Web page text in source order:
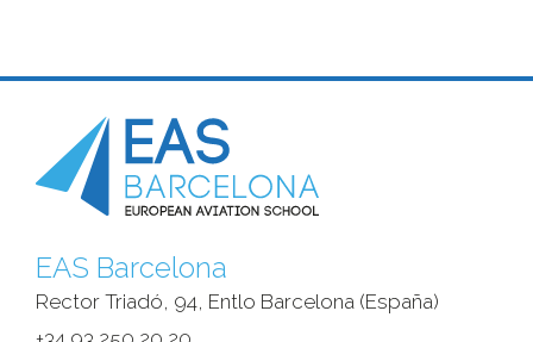
EAS Barcelona
Rector Triadó, 94, Entlo Barcelona (España)‎